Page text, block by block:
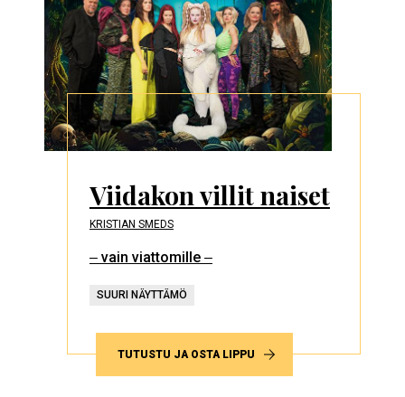
Viidakon villit naiset
KRISTIAN SMEDS
‒ vain viattomille ‒
SUURI NÄYTTÄMÖ
TUTUSTU JA OSTA LIPPU